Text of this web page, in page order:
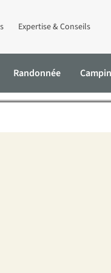
Expertise & Conseils
Randonnée
: les plus beaux